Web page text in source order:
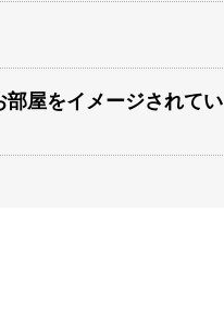
屋をイメージされてい